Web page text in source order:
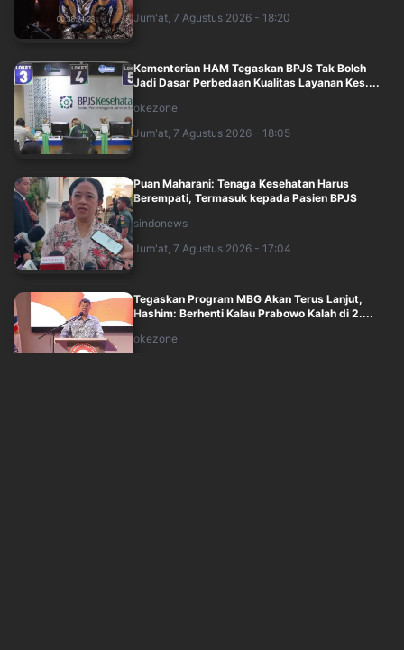
Jum'at, 7 Agustus 2026 - 18:20
Kementerian HAM Tegaskan BPJS Tak Boleh
Jadi Dasar Perbedaan Kualitas Layanan Kes....
okezone
Jum'at, 7 Agustus 2026 - 18:05
Puan Maharani: Tenaga Kesehatan Harus
Berempati, Termasuk kepada Pasien BPJS
sindonews
Jum'at, 7 Agustus 2026 - 17:04
Tegaskan Program MBG Akan Terus Lanjut,
Hashim: Berhenti Kalau Prabowo Kalah di 2....
okezone